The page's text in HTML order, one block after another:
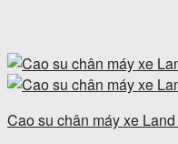
Cao su chân máy xe